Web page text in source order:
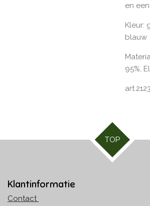
en
Kleur:
blauw
95%,
TOP
Klantinformatie
Contact